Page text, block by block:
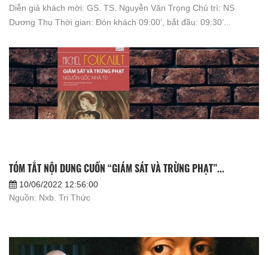
Diễn giả khách mời: GS. TS. Nguyễn Văn Trọng Chủ trì: NS
Dương Thụ Thời gian: Đón khách 09:00’, bắt đầu: 09:30’...
TÓM TẮT NỘI DUNG CUỐN “GIÁM SÁT VÀ TRỪNG PHẠT”...
10/06/2022 12:56:00
Nguồn: Nxb. Tri Thức